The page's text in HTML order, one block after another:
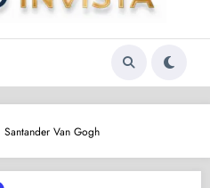
Santander Van Gogh